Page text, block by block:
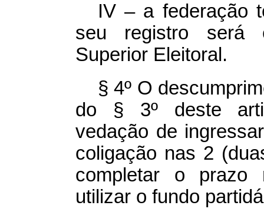
IV – a federação
seu registro será
Superior Eleitoral.
§ 4º O
do § 3º deste
vedação de
coligação nas 2
completar o prazo
utilizar o fundo